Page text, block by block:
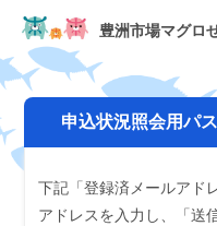
豊洲市場マグロ
申込状況照会用パ
下記「登録済メールアド
アドレスを入力し、「送